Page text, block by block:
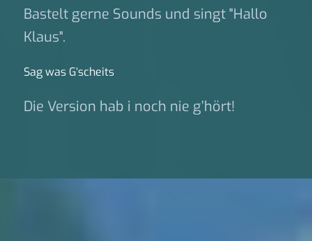
Bastelt gerne Sounds und singt "Hallo
Klaus".
Sag was G‘scheits
Die Version hab i noch nie g’hört!